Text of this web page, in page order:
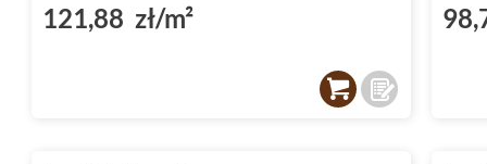
121,88 zł/m²